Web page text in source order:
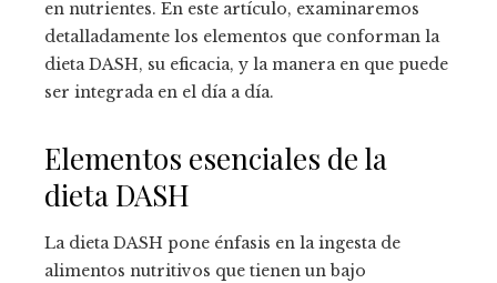
en nutrientes. En este artículo, examinaremos
detalladamente los elementos que conforman la
dieta DASH, su eficacia, y la manera en que puede
ser integrada en el día a día.
Elementos esenciales de la
dieta DASH
La dieta DASH pone énfasis en la ingesta de
alimentos nutritivos que tienen un bajo